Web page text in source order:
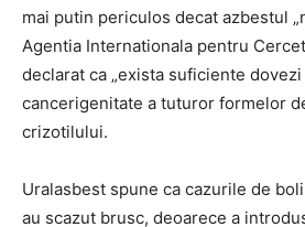
mai putin periculos decat azbestul
Agentia Internationala pentru
declarat ca „exista suficiente
cancerigenitate a tuturor formelor
crizotilului.
Uralasbest spune ca cazurile de
au scazut brusc, deoarece a